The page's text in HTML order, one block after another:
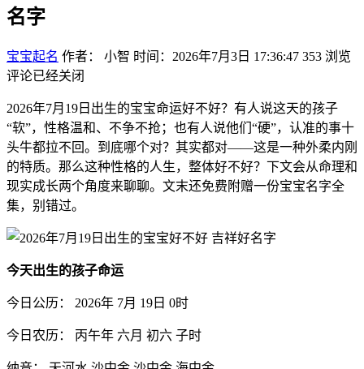
名字
宝宝起名 作者： 小智 时间：2026年7月3日 17:36:47 353 浏览
评论已经关闭
2026年7月19日出生的宝宝命运好不好？有人说这天的孩子
“软”，性格温和、不争不抢；也有人说他们“硬”，认准的事十
头牛都拉不回。到底哪个对？其实都对——这是一种外柔内刚
的特质。那么这种性格的人生，整体好不好？下文会从命理和
现实成长两个角度来聊聊。文末还免费附赠一份宝宝名字全
集，别错过。
今天出生的孩子命运
今日公历： 2026年 7月 19日 0时
今日农历： 丙午年 六月 初六 子时